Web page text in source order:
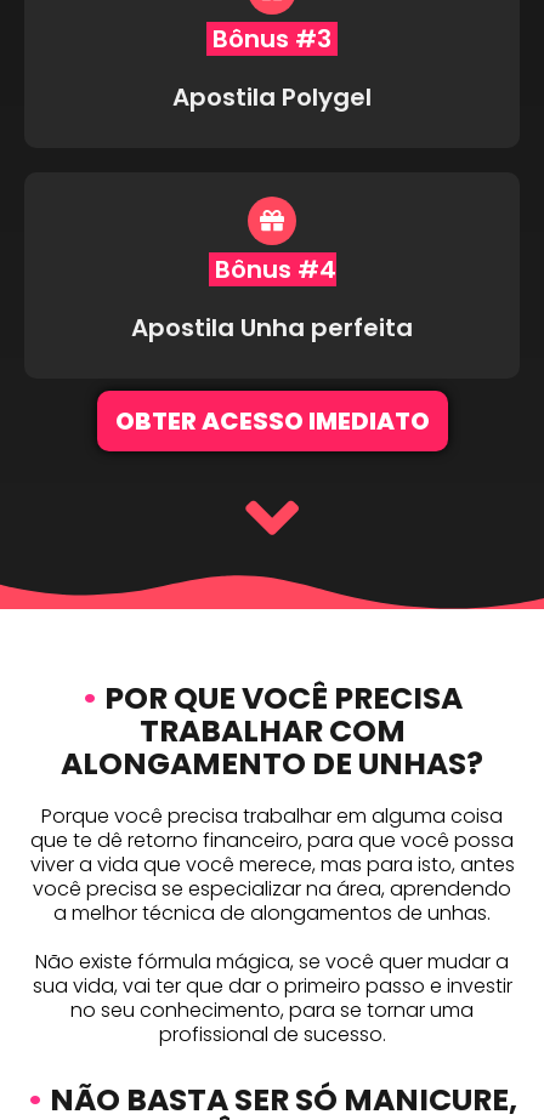
Bônus #3
Apostila Polygel
Bônus #4
Apostila Unha perfeita
OBTER ACESSO IMEDIATO
• POR QUE VOCÊ PRECISA
TRABALHAR COM
ALONGAMENTO DE UNHAS?
Porque você precisa trabalhar em alguma coisa
que te dê retorno financeiro, para que você possa
viver a vida que você merece, mas para isto, antes
você precisa se especializar na área, aprendendo
a melhor técnica de alongamentos de unhas.
Não existe fórmula mágica, se você quer mudar a
sua vida, vai ter que dar o primeiro passo e investir
no seu conhecimento, para se tornar uma
profissional de sucesso.
• NÃO BASTA SER SÓ MANICURE,